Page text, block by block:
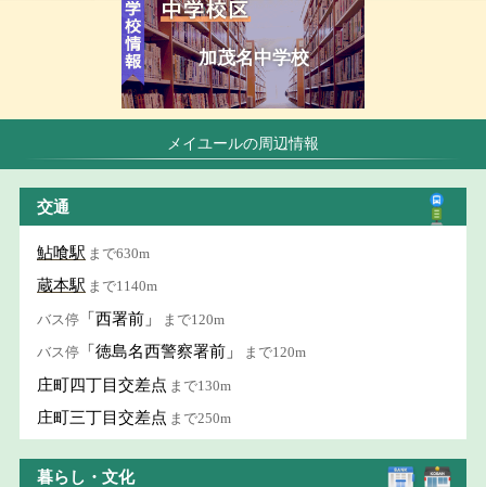
加茂名中学校
メイユールの周辺情報
交通
鮎喰駅 まで630m
蔵本駅 まで1140m
バス停 「西署前」 まで120m
バス停 「徳島名西警察署前」 まで120m
庄町四丁目交差点 まで130m
庄町三丁目交差点 まで250m
暮らし・文化